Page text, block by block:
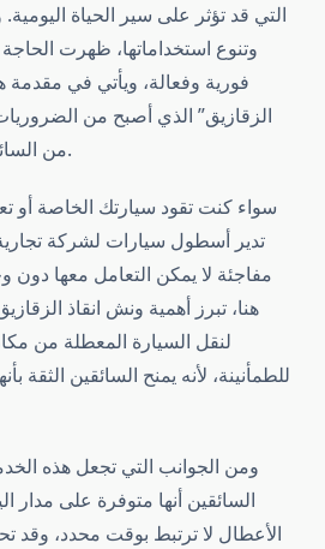
التي قد تؤثر على سير الحياة
وتنوع استخداماتها، ظهرت
فورية وفعالة، ويأتي في مقدمة
الزقازيق” الذي أصبح من الضروريات
من السائقين في الأوقات الصعبة.
سواء كنت تقود سيارتك الخاصة أو
تدير أسطول سيارات لشركة
مفاجئة لا يمكن التعامل معها
هنا، تبرز أهمية ونش انقاذ
لنقل السيارة المعطلة من
للطمأنينة، لأنه يمنح السائقين الثقة
ومن الجوانب التي تجعل هذه
السائقين أنها متوفرة على مدار
الأعطال لا ترتبط بوقت محدد،